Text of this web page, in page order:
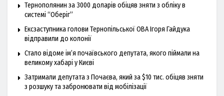
Тернополянин за 3000 доларів обіцяв зняти з обліку в
системі “Оберіг”
Ексзаступника голови Тернопільської ОВА Ігоря Гайдука
відправили до колонії
Стало відоме ім’я почаївського депутата, якого піймали на
великому хабарі у Києві
Затримали депутата з Почаєва, який за $10 тис. обіцяв зняти
з розшуку та забронювати від мобілізації